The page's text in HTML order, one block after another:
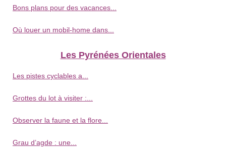
Bons plans pour des vacances...
Où louer un mobil-home dans...
Les Pyrénées Orientales
Les pistes cyclables a...
Grottes du lot à visiter :...
Observer la faune et la flore...
Grau d’agde : une...